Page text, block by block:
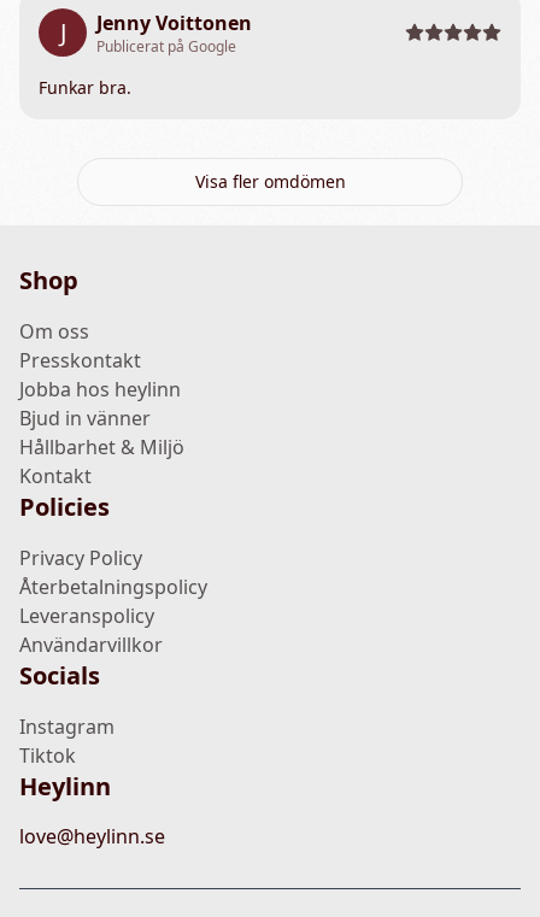
J Jenny Voittonen
Publicerat på Google
Funkar bra.
Visa fler omdömen
Shop
Om oss
Presskontakt
Jobba hos heylinn
Bjud in vänner
Hållbarhet & Miljö
Kontakt
Policies
Privacy Policy
Återbetalningspolicy
Leveranspolicy
Användarvillkor
Socials
Instagram
Tiktok
Heylinn
love@heylinn.se